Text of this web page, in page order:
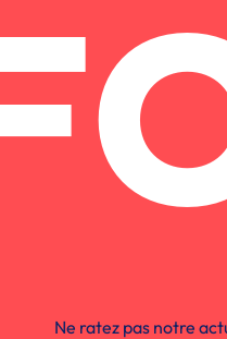
Ne ratez pas notre